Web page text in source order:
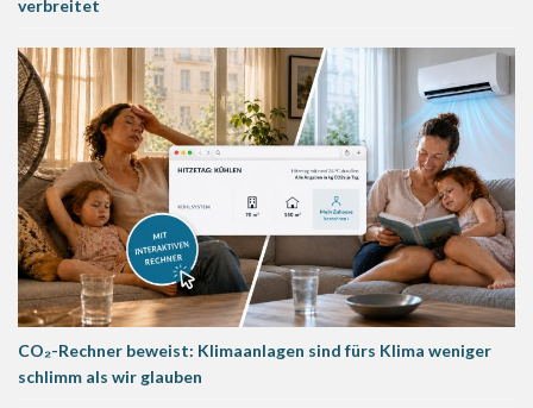
verbreitet
CO₂-Rechner beweist: Klimaanlagen sind fürs Klima weniger
schlimm als wir glauben